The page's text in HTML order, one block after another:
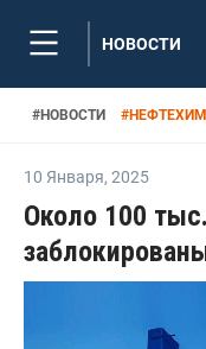
НОВОСТИ
#НОВОСТИ #
10 Января, 2025
Около 100